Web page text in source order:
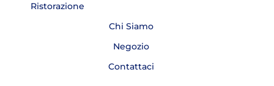
Ristorazione
Chi Siamo
Negozio
Contattaci